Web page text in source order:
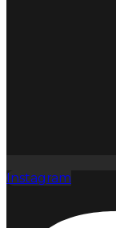
Instagram